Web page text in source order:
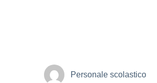
Personale scolastico